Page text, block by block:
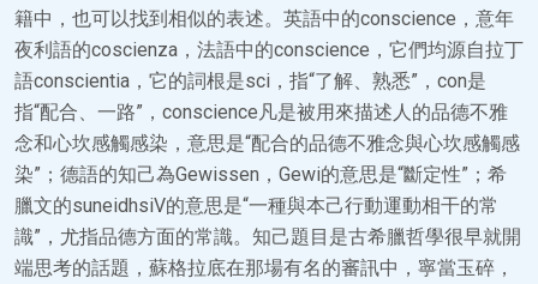
籍中，也可以找到相似的表述。英語中的conscience，意年
夜利語的coscienza，法語中的conscience，它們均源自拉丁
語conscientia，它的詞根是sci，指“了解、熟悉”，con是
指“配合、一路”，conscience凡是被用來描述人的品德不雅
念和心坎感觸感染，意思是“配合的品德不雅念與心坎感觸感
染”；德語的知己為Gewissen，Gewi的意思是“斷定性”；希
臘文的suneidhsiV的意思是“一種與本己行動運動相干的常
識”，尤指品德方面的常識。知己題目是古希臘哲學很早就開
端思考的話題，蘇格拉底在那場有名的審訊中，寧當玉碎，